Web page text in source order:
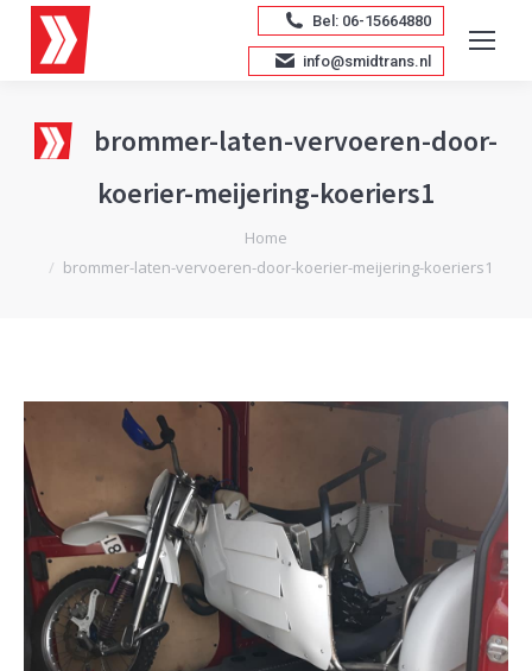
Bel: 06-15664880
info@smidtrans.nl
brommer-laten-vervoeren-door-
koerier-meijering-koeriers1
Home
brommer-laten-vervoeren-door-koerier-meijering-koeriers1